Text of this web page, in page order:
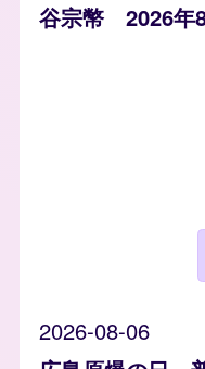
谷宗幣 2026年
2026-08-06